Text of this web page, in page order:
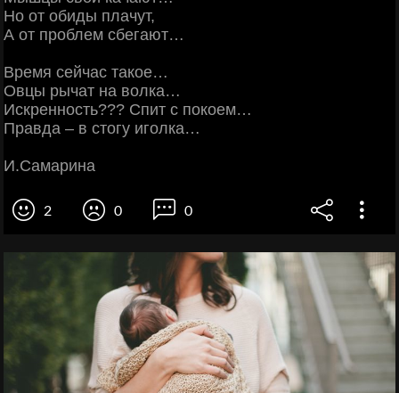
Но от обиды плачут,
А от проблем сбегают…
Время сейчас такое…
Овцы рычат на волка…
Искренность??? Спит с покоем…
Правда – в стогу иголка…
И.Самарина
2 0 0